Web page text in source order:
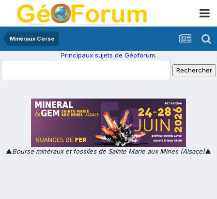
Minéraux Corse
Principaux sujets de Géoforum.
▲Bourse minéraux et fossiles de Sainte Marie aux Mines (Alsace)▲